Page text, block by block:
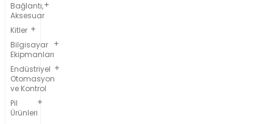
Bağlantı,
Aksesuar
Kitler
Bilgisayar
Ekipmanları
Endüstriyel
Otomasyon
ve Kontrol
Pil
Ürünleri